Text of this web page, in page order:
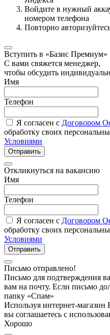
Войдите в нужный
номером телефона
Повторно
Вступить в «Базис Премиум»
С вами свяжется менеджер,
чтобы обсудить
Имя
Телефон
Я согласен с Договором
обработку своих
Условиями
Отправить
Откликнуться на вакансию
Имя
Телефон
Я согласен с Договором
обработку своих
Условиями
Отправить
Письмо отправлено!
Письмо для подтверждения
вам на почту. Если письмо
папку «Спам»
Используя интернет-магазин
вы соглашаетесь с
Хорошо